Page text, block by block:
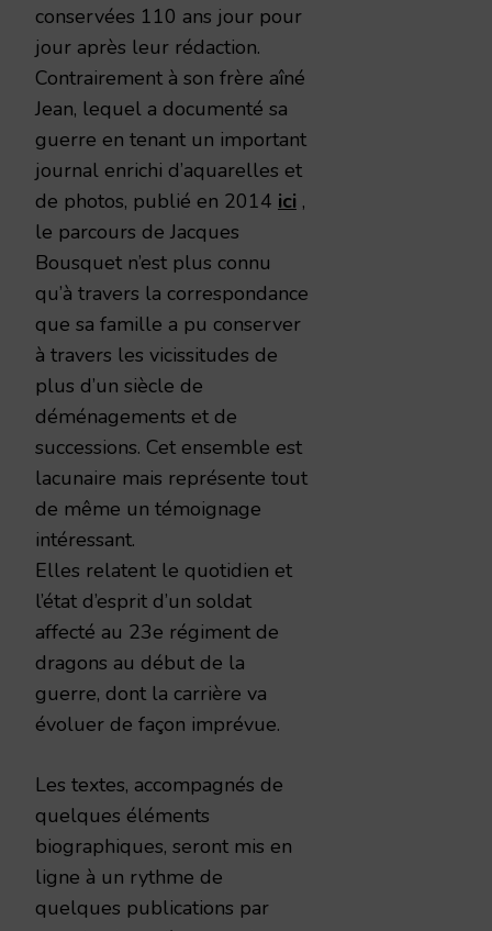
conservées 110 ans jour pour
jour après leur rédaction.
Contrairement à son frère aîné
Jean, lequel a documenté sa
guerre en tenant un important
journal enrichi d’aquarelles et
de photos, publié en 2014 ici ,
le parcours de Jacques
Bousquet n’est plus connu
qu’à travers la correspondance
que sa famille a pu conserver
à travers les vicissitudes de
plus d’un siècle de
déménagements et de
successions. Cet ensemble est
lacunaire mais représente tout
de même un témoignage
intéressant.
Elles relatent le quotidien et
l’état d’esprit d’un soldat
affecté au 23e régiment de
dragons au début de la
guerre, dont la carrière va
évoluer de façon imprévue.
Les textes, accompagnés de
quelques éléments
biographiques, seront mis en
ligne à un rythme de
quelques publications par